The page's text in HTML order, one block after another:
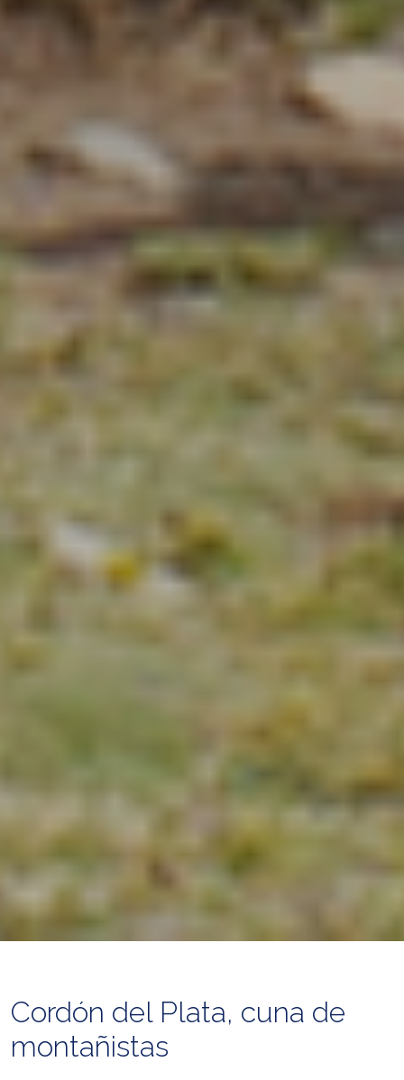
Cordón del Plata, cuna de
montañistas